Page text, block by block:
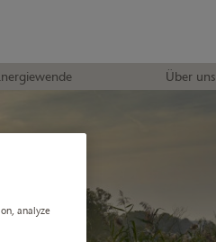
Über uns
analyze